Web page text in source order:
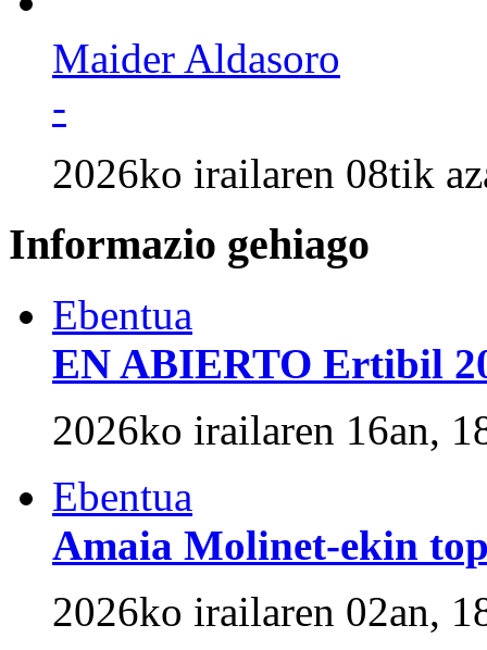
Maider Aldasoro
-
2026ko irailaren 08tik
Informazio gehiago
Ebentua
EN ABIERTO Ertibil
2026ko irailaren 16an,
Ebentua
Amaia Molinet-ekin
2026ko irailaren 02an,